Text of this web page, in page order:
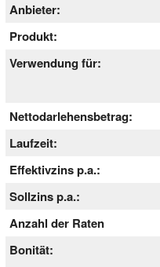
Anbieter:
Produkt:
Verwendung für:
Nettodarlehensbetrag:
Laufzeit:
Effektivzins p.a.:
Sollzins p.a.:
Anzahl der Raten
Bonität: